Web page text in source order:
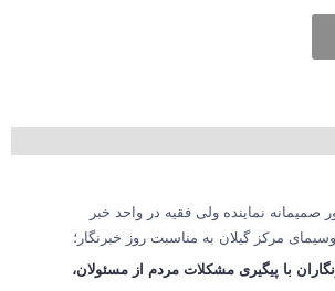
صمیمانه نماینده ولی فقیه در واحد خبر
مرکز گیلان به مناسبت روز خبرنگار؛
با پیگیری مشکلات مردم از مسئولان،